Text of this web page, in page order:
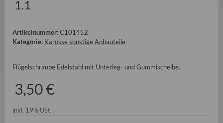
1.1
Artikelnummer:C101452
Kategorie: Karosse sonstige Anbauteile
Flügelschraube Edelstahl mit Unterleg- und Gummischeibe.
3,50 €
inkl. 19% USt.